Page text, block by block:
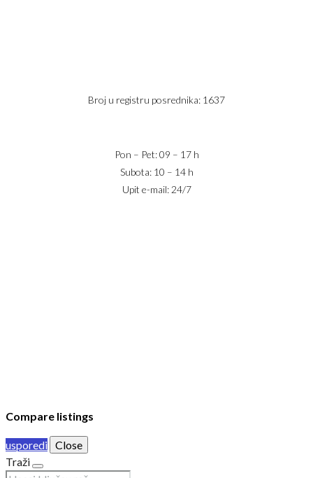
Broj u registru posrednika: 1637
Pon – Pet: 09 – 17 h
Subota: 10 – 14 h
Upit e-mail: 24/7
Compare listings
usporedi Close
Traži